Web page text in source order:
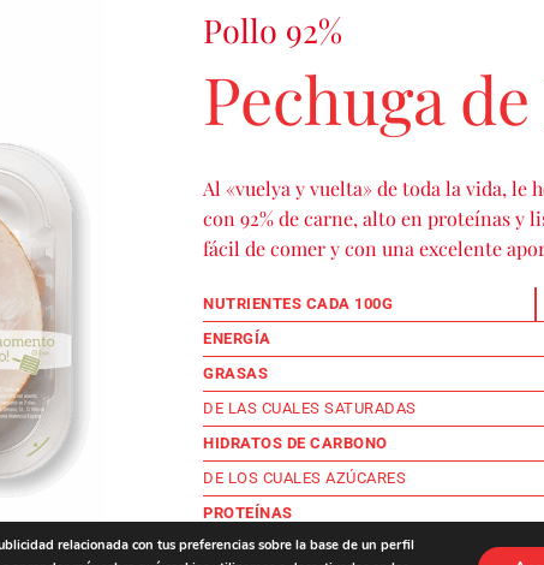
Pollo 92%
Pechuga
Al «vuelya y vuelta» de toda la vida, le
con 92% de carne, alto en proteínas y
fácil de comer y con una excelente
NUTRIENTES CADA 100G
ENERGÍA
GRASAS
DE LAS CUALES SATURADAS
HIDRATOS DE CARBONO
DE LOS CUALES AZÚCARES
PROTEÍNAS
SAL
relacionada con tus preferencias sobre la base de un perfil